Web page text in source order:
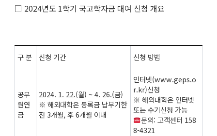
□ 2024년도 1학기 국고학자금 대여 신청 개요
구 분 신청 기간 신청 방법
공무
원연
금
2024. 1. 22.(월) ~ 4. 26.(금)
※ 해외대학은 등록금 납부기한
전 3개월, 후 6개월 이내
인터넷(www.geps.o
r.kr)신청
※ 해외대학은 인터넷
또는 수기신청 가능
문의: 고객센터 158
8-4321